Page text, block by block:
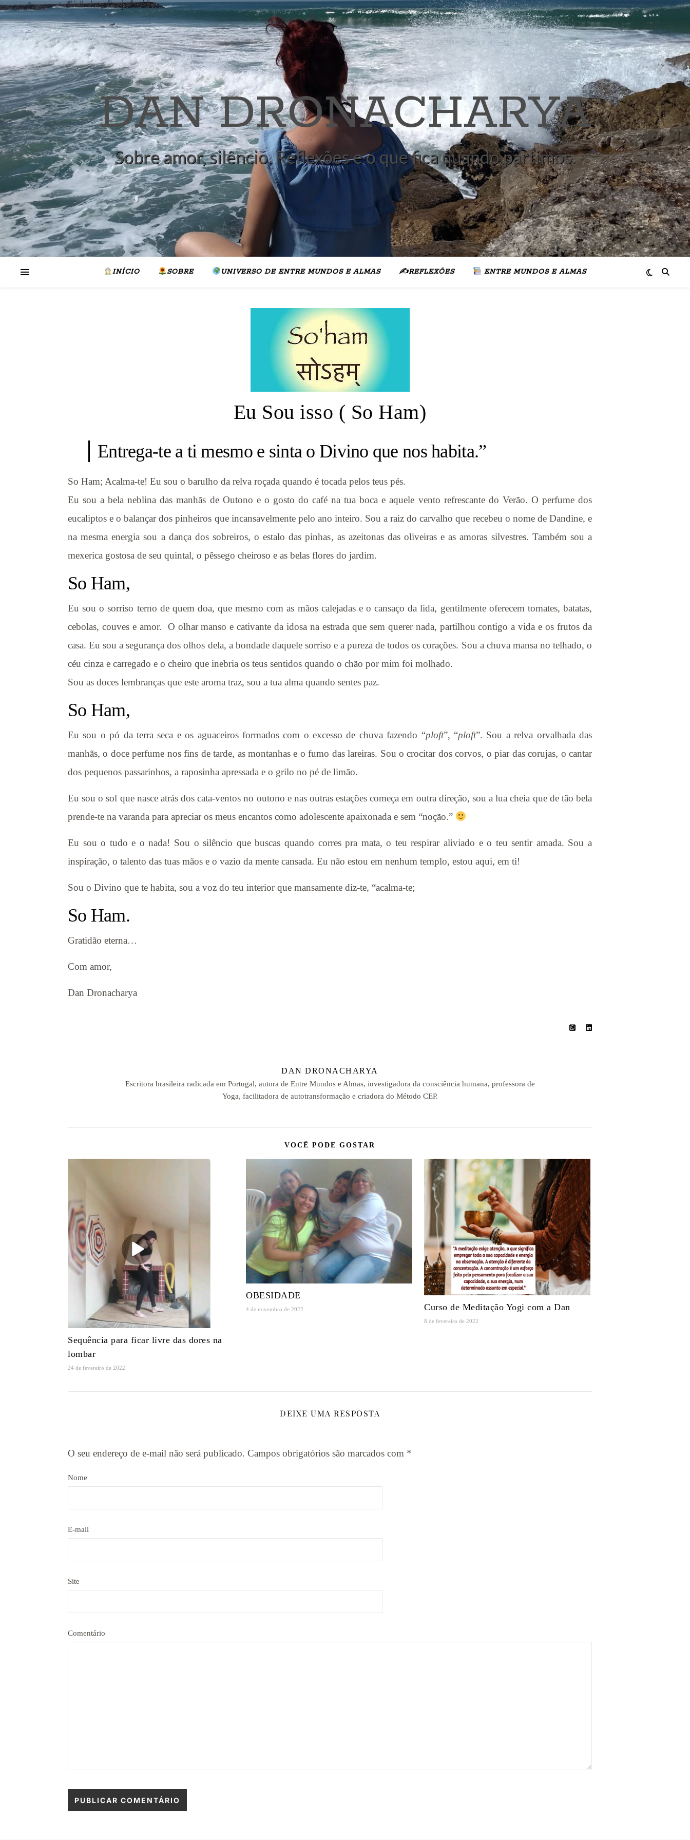
DAN DRONACHARYA
Sobre amor, silêncio. Reflexões e o que fica quando partimos.
INÍCIO SOBRE UNIVERSO DE ENTRE MUNDOS E ALMAS ✍️REFLEXÕES ENTRE MUNDOS E ALMAS
Eu Sou isso ( So Ham)
Entrega-te a ti mesmo e sinta o Divino que nos habita.”
So Ham; Acalma-te! Eu sou o barulho da relva roçada quando é tocada pelos teus pés.
Eu sou a bela neblina das manhãs de Outono e o gosto do café na tua boca e aquele vento refrescante do Verão. O perfume dos
eucaliptos e o balançar dos pinheiros que incansavelmente pelo ano inteiro. Sou a raiz do carvalho que recebeu o nome de Dandine, e
na mesma energia sou a dança dos sobreiros, o estalo das pinhas, as azeitonas das oliveiras e as amoras silvestres. Também sou a
mexerica gostosa de seu quintal, o pêssego cheiroso e as belas flores do jardim.
So Ham,
Eu sou o sorriso terno de quem doa, que mesmo com as mãos calejadas e o cansaço da lida, gentilmente oferecem tomates, batatas,
cebolas, couves e amor. O olhar manso e cativante da idosa na estrada que sem querer nada, partilhou contigo a vida e os frutos da
casa. Eu sou a segurança dos olhos dela, a bondade daquele sorriso e a pureza de todos os corações. Sou a chuva mansa no telhado, o
céu cinza e carregado e o cheiro que inebria os teus sentidos quando o chão por mim foi molhado.
Sou as doces lembranças que este aroma traz, sou a tua alma quando sentes paz.
So Ham,
Eu sou o pó da terra seca e os aguaceiros formados com o excesso de chuva fazendo “ploft”, “ploft”. Sou a relva orvalhada das
manhãs, o doce perfume nos fins de tarde, as montanhas e o fumo das lareiras. Sou o crocitar dos corvos, o piar das corujas, o cantar
dos pequenos passarinhos, a raposinha apressada e o grilo no pé de limão.
Eu sou o sol que nasce atrás dos cata-ventos no outono e nas outras estações começa em outra direção, sou a lua cheia que de tão bela
prende-te na varanda para apreciar os meus encantos como adolescente apaixonada e sem “noção.”
Eu sou o tudo e o nada! Sou o silêncio que buscas quando corres pra mata, o teu respirar aliviado e o teu sentir amada. Sou a
inspiração, o talento das tuas mãos e o vazio da mente cansada. Eu não estou em nenhum templo, estou aqui, em ti!
Sou o Divino que te habita, sou a voz do teu interior que mansamente diz-te, “acalma-te;
So Ham.
Gratidão eterna…
Com amor,
Dan Dronacharya
DAN DRONACHARYA
Escritora brasileira radicada em Portugal, autora de Entre Mundos e Almas, investigadora da consciência humana, professora de
Yoga, facilitadora de autotransformação e criadora do Método CEP.
VOCÊ PODE GOSTAR
Sequência para ficar livre das dores na
lombar
24 de fevereiro de 2022
OBESIDADE
4 de novembro de 2022 Curso de Meditação Yogi com a Dan
8 de fevereiro de 2022
DEIXE UMA RESPOSTA
O seu endereço de e-mail não será publicado. Campos obrigatórios são marcados com *
Nome
E-mail
Site
Comentário